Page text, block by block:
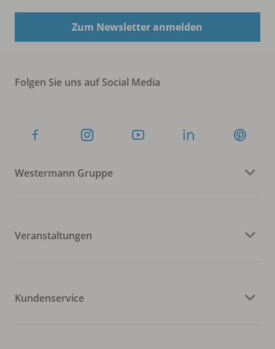
Zum Newsletter anmelden
Folgen Sie uns auf Social Media
Westermann Gruppe
Veranstaltungen
Kundenservice